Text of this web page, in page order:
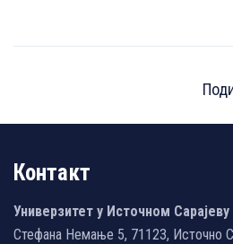
Контакт
Универзитет у Источном Сарајеву
Стефана Немање 5, 71123, Источно